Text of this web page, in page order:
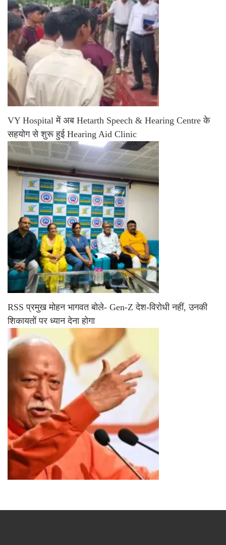
VY Hospital में अब Hetarth Speech & Hearing Centre के
सहयोग से शुरू हुई Hearing Aid Clinic
RSS प्रमुख मोहन भागवत बोले- Gen-Z देश-विरोधी नहीं, उनकी
शिकायतों पर ध्यान देना होगा